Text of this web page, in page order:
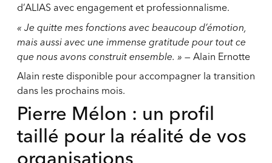
d’ALIAS avec engagement et professionnalisme.
« Je quitte mes fonctions avec beaucoup d’émotion,
mais aussi avec une immense gratitude pour tout ce
que nous avons construit ensemble. » — Alain Ernotte
Alain reste disponible pour accompagner la transition
dans les prochains mois.
Pierre Mélon : un profil
taillé pour la réalité de vos
organisations